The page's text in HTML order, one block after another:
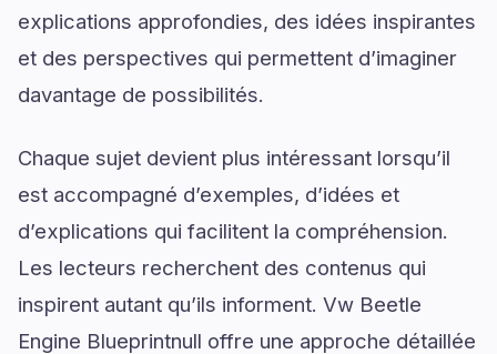
explications approfondies, des idées inspirantes
et des perspectives qui permettent d’imaginer
davantage de possibilités.
Chaque sujet devient plus intéressant lorsqu’il
est accompagné d’exemples, d’idées et
d’explications qui facilitent la compréhension.
Les lecteurs recherchent des contenus qui
inspirent autant qu’ils informent. Vw Beetle
Engine Blueprintnull offre une approche détaillée